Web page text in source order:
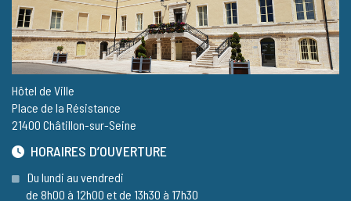
Hôtel de Ville
Place de la Résistance
21400 Châtillon-sur-Seine
HORAIRES D’OUVERTURE
Du lundi au vendredi
de 8h00 à 12h00 et de 13h30 à 17h30